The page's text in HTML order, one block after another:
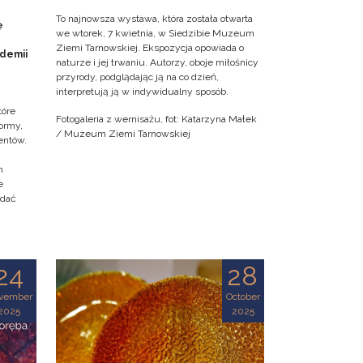
To najnowsza wystawa, która została otwarta
we wtorek, 7 kwietnia, w Siedzibie Muzeum
Ziemi Tarnowskiej. Ekspozycja opowiada o
naturze i jej trwaniu. Autorzy, oboje miłośnicy
przyrody, podglądając ją na co dzień,
interpretują ją w indywidualny sposób.
Fotogaleria z wernisażu, fot: Katarzyna Małek
/ Muzeum Ziemi Tarnowskiej
28
October
2025